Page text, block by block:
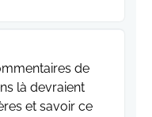
de
là devraient
et savoir ce